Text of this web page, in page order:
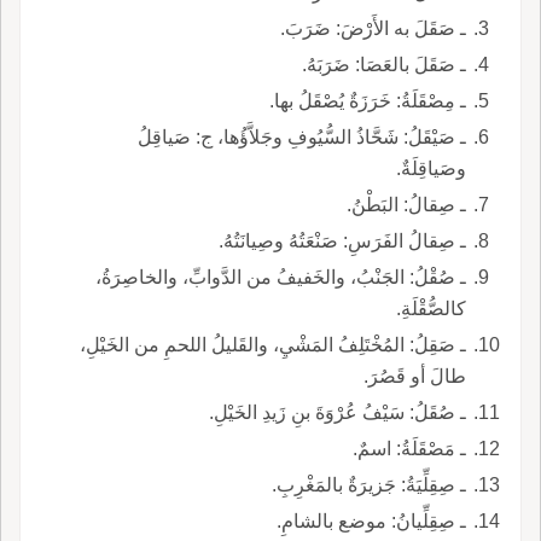
ـ صَقَلَ به الأَرْضَ: ضَرَبَ.
ـ صَقَلَ بالعَصَا: ضَرَبَهُ.
ـ مِصْقَلَةُ: خَرَزَةٌ يُصْقَلُ بها.
ـ صَيْقَلُ: شَحَّاذُ السُّيُوفِ وجَلاَّؤُها، ج: صَياقِلُ
وصَياقِلَةٌ.
ـ صِقالُ: البَطْنُ.
ـ صِقالُ الفَرَسِ: صَنْعَتُهُ وصِيانَتُهُ.
ـ صُقْلُ: الجَنْبُ، والخَفيفُ من الدَّوابِّ، والخاصِرَةُ،
كالصُّقْلَةِ.
ـ صَقِلُ: المُخْتَلِفُ المَشْيِ، والقَليلُ اللحمِ من الخَيْلِ،
طالَ أو قَصُرَ.
ـ صُقَلُ: سَيْفُ عُرْوَةَ بنِ زَيدِ الخَيْلِ.
ـ مَصْقَلَةُ: اسمٌ.
ـ صِقِلِّيَةُ: جَزيرَةٌ بالمَغْرِبِ.
ـ صِقِلِّيانُ: موضع بالشامِ.